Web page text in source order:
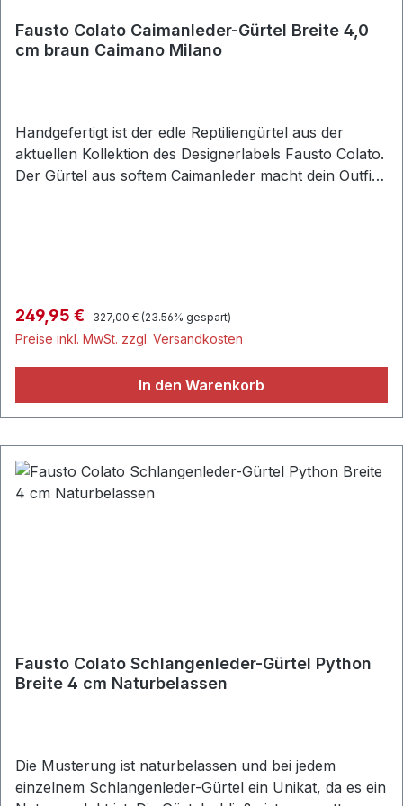
Fausto Colato Caimanleder-Gürtel Breite 4,0
cm braun Caimano Milano
Handgefertigt ist der edle Reptiliengürtel aus der
aktuellen Kollektion des Designerlabels Fausto Colato.
Der Gürtel aus softem Caimanleder macht dein Outfit
Handgefertigt • Material: 100% Caimanleder
Verkaufspreis:
249,95 € Regulärer Preis:
327,00 € (23.56% gespart)
Preise inkl. MwSt. zzgl. Versandkosten
In den Warenkorb
Fausto Colato Schlangenleder-Gürtel Python
Breite 4 cm Naturbelassen
Die Musterung ist naturbelassen und bei jedem
einzelnem Schlangenleder-Gürtel ein Unikat, da es ein